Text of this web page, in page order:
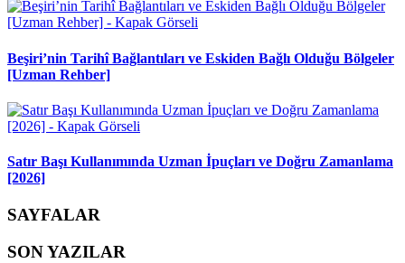
Beşiri’nin Tarihî Bağlantıları ve Eskiden Bağlı Olduğu Bölgeler
[Uzman Rehber]
Satır Başı Kullanımında Uzman İpuçları ve Doğru Zamanlama
[2026]
SAYFALAR
SON YAZILAR